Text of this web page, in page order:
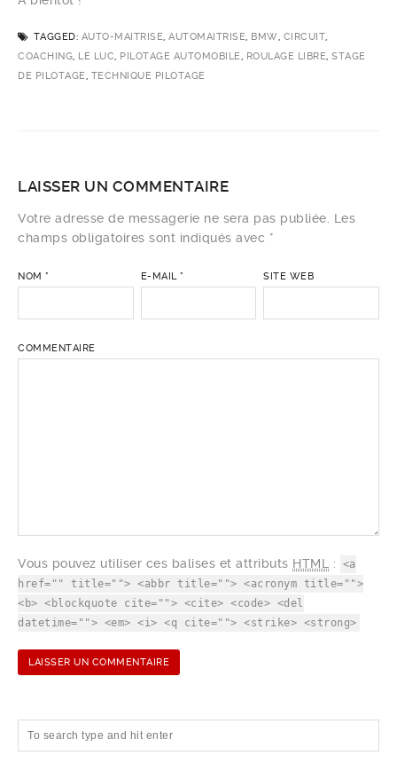
TAGGED: AUTO-MAITRISE, AUTOMAITRISE, BMW, CIRCUIT,
COACHING, LE LUC, PILOTAGE AUTOMOBILE, ROULAGE LIBRE, STAGE
DE PILOTAGE, TECHNIQUE PILOTAGE
LAISSER UN COMMENTAIRE
Votre adresse de messagerie ne sera pas publiée. Les
champs obligatoires sont indiqués avec *
NOM * E-MAIL* SITE WEB
COMMENTAIRE
Vous pouvez utiliser ces balises et attributs HTML :
<a
href="" title=""> <abbr title=""> <acronym title="">
<b> <blockquote cite=""> <cite> <code> <del
datetime=""> <em> <i> <q cite=""> <strike> <strong>